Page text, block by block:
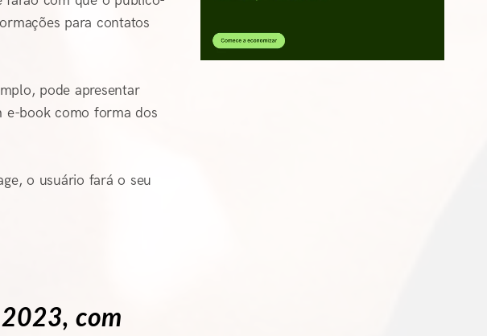
para contatos
pode apresentar
book como forma dos
o usuário fará o seu
com